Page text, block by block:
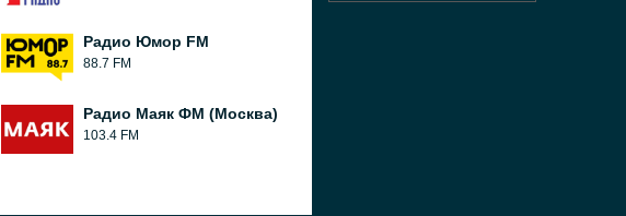
Радио Юмор FM
88.7 FM
Радио Маяк ФМ (Москва)
103.4 FM